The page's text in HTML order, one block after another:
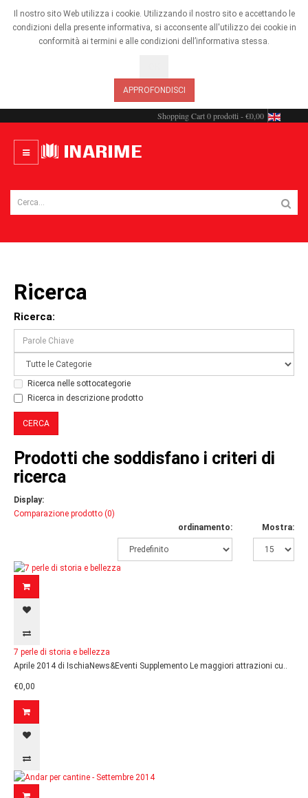
Il nostro sito Web utilizza i cookie. Utilizzando il nostro sito e accettando le
condizioni della presente informativa, si acconsente all'utilizzo dei cookie in
conformità ai termini e alle condizioni dell’informativa stessa.
APPROFONDISCI
Shopping Cart0 prodotti - €0,00
Ricerca
Ricerca:
Ricerca nelle sottocategorie
Ricerca in descrizione prodotto
Prodotti che soddisfano i criteri di
ricerca
Display:
Comparazione prodotto (0)
Mostra:
ordinamento:
7 perle di storia e bellezza
Aprile 2014 di IschiaNews&Eventi Supplemento Le maggiori attrazioni cu..
€0,00